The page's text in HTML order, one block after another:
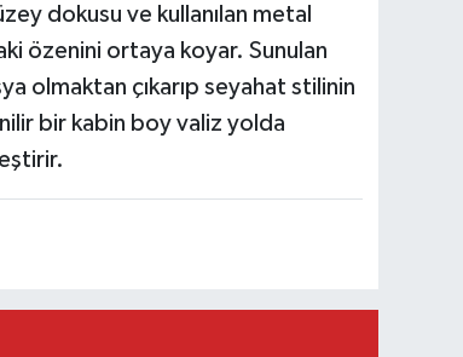
dokusu ve kullanılan metal
özenini ortaya koyar. Sunulan
olmaktan çıkarıp seyahat stilinin
bir kabin boy valiz yolda